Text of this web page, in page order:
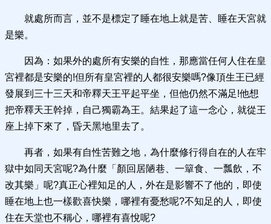
就處所而言，並不是標定了睡在地上就是苦、睡在天宮就
是樂。
因為：如果外的處所有安樂的自性，那應當任何人住在皇
宮裡都是安樂的!但所有皇宮裡的人都很安樂嗎?像頂生王已經
發展到三十三天和帝釋天王平起平坐，但他仍然不滿足!他想
把帝釋天王幹掉，自己獨霸為王。結果起了這一念心，就從王
座上掉下來了，昏天黑地里去了。
再者，如果有自性苦難之地，為什麼修行得自在的人在牢
獄中如同天宮呢?為什麼「顏回居陋巷、一簞食、一瓢飲，不
改其樂」呢?真正心裡知足的人，外在是影響不了他的，即使
睡在地上也一樣歡喜快樂，哪裡有憂愁呢?不知足的人，即使
住在天堂也不稱心，哪裡有喜悅呢?